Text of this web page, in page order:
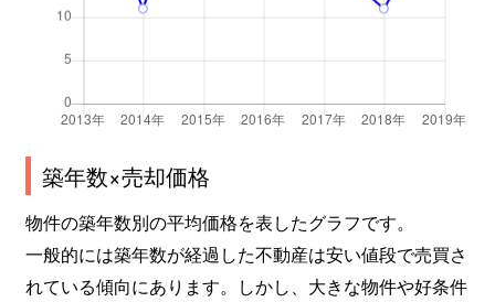
築年数×売却価格
物件の築年数別の平均価格を表したグラフです。
一般的には築年数が経過した不動産は安い値段で売買さ
れている傾向にあります。しかし、大きな物件や好条件